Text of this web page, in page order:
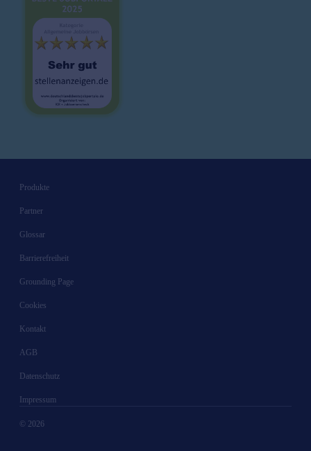
Produkte
Partner
Glossar
Barrierefreiheit
Grounding Page
Cookies
Kontakt
AGB
Datenschutz
Impressum
© 2026